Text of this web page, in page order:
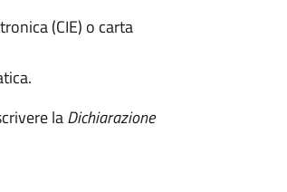
(CIE) o carta
laDichiarazione